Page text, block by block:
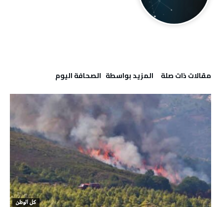
‫مقالات ذات صلة‬ ‫‫المزيد بواسطة‬ ‬ ‭ ‬الصحافة‭ ‬اليوم
كل الوطن